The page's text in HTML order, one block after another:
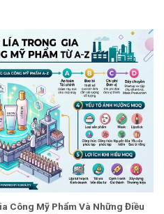
Công Mỹ Phẩm Và Những Điều